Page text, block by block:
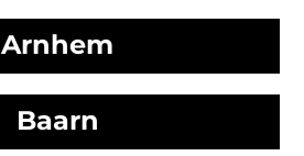
Arnhem
Baarn